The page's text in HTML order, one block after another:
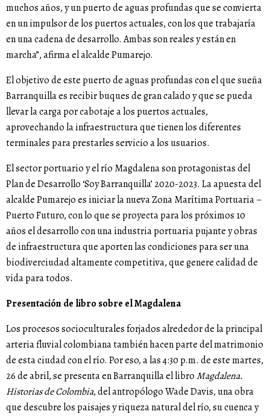
muchos años, y un puerto de aguas profundas que se convierta
en un impulsor de los puertos actuales, con los que trabajaría
en una cadena de desarrollo. Ambas son reales y están en
marcha”, afirma el alcalde Pumarejo.
El objetivo de este puerto de aguas profundas con el que sueña
Barranquilla es recibir buques de gran calado y que se pueda
llevar la carga por cabotaje a los puertos actuales,
aprovechando la infraestructura que tienen los diferentes
terminales para prestarles servicio a los usuarios.
El sector portuario y el río Magdalena son protagonistas del
Plan de Desarrollo ‘Soy Barranquilla’ 2020-2023. La apuesta del
alcalde Pumarejo es iniciar la nueva Zona Marítima Portuaria –
Puerto Futuro, con lo que se proyecta para los próximos 10
años el desarrollo con una industria portuaria pujante y obras
de infraestructura que aporten las condiciones para ser una
biodiverciudad altamente competitiva, que genere calidad de
vida para todos.
Presentación de libro sobre el Magdalena
Los procesos socioculturales forjados alrededor de la principal
arteria fluvial colombiana también hacen parte del matrimonio
de esta ciudad con el río. Por eso, a las 4:30 p.m. de este martes,
26 de abril, se presenta en Barranquilla el libro Magdalena.
Historias de Colombia, del antropólogo Wade Davis, una obra
que descubre los paisajes y riqueza natural del río, su cuenca y